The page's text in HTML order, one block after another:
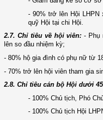
- 90% trở lên Hội LHPN
quỹ Hội tại chi Hội.
2.7. Chỉ tiêu về hội viên:- Phụ
lên so đầu nhiệm kỳ;
- 80% hộ gia đình có phụ nữ từ
- 70% trở lên hội viên tham gia
2.8. Chỉ tiêu cán bộ Hội d­ưới
- 100% Chủ tịch, Phó
- 100% Chủ tịch Hội